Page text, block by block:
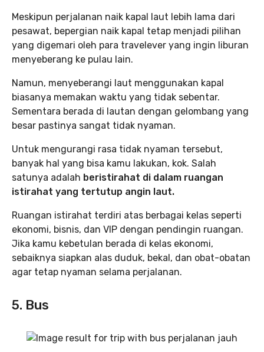
Meskipun perjalanan naik kapal laut lebih lama dari
pesawat, bepergian naik kapal tetap menjadi pilihan
yang digemari oleh para travelever yang ingin liburan
menyeberang ke pulau lain.
Namun, menyeberangi laut menggunakan kapal
biasanya memakan waktu yang tidak sebentar.
Sementara berada di lautan dengan gelombang yang
besar pastinya sangat tidak nyaman.
Untuk mengurangi rasa tidak nyaman tersebut,
banyak hal yang bisa kamu lakukan, kok. Salah
satunya adalah beristirahat di dalam ruangan
istirahat yang tertutup angin laut.
Ruangan istirahat terdiri atas berbagai kelas seperti
ekonomi, bisnis, dan VIP dengan pendingin ruangan.
Jika kamu kebetulan berada di kelas ekonomi,
sebaiknya siapkan alas duduk, bekal, dan obat-obatan
agar tetap nyaman selama perjalanan.
5. Bus